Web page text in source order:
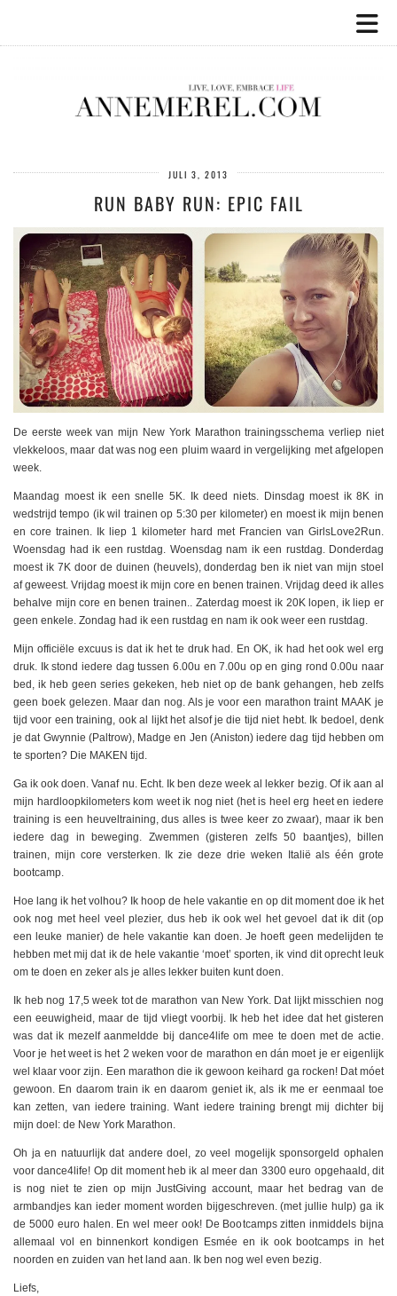
JULI 3, 2013
RUN BABY RUN: EPIC FAIL
De eerste week van mijn New York Marathon trainingsschema verliep niet
vlekkeloos, maar dat was nog een pluim waard in vergelijking met afgelopen
week.
Maandag moest ik een snelle 5K. Ik deed niets. Dinsdag moest ik 8K in
wedstrijd tempo (ik wil trainen op 5:30 per kilometer) en moest ik mijn benen
en core trainen. Ik liep 1 kilometer hard met Francien van GirlsLove2Run.
Woensdag had ik een rustdag. Woensdag nam ik een rustdag. Donderdag
moest ik 7K door de duinen (heuvels), donderdag ben ik niet van mijn stoel
af geweest. Vrijdag moest ik mijn core en benen trainen. Vrijdag deed ik alles
behalve mijn core en benen trainen.. Zaterdag moest ik 20K lopen, ik liep er
geen enkele. Zondag had ik een rustdag en nam ik ook weer een rustdag.
Mijn officiële excuus is dat ik het te druk had. En OK, ik had het ook wel erg
druk. Ik stond iedere dag tussen 6.00u en 7.00u op en ging rond 0.00u naar
bed, ik heb geen series gekeken, heb niet op de bank gehangen, heb zelfs
geen boek gelezen. Maar dan nog. Als je voor een marathon traint MAAK je
tijd voor een training, ook al lijkt het alsof je die tijd niet hebt. Ik bedoel, denk
je dat Gwynnie (Paltrow), Madge en Jen (Aniston) iedere dag tijd hebben om
te sporten? Die MAKEN tijd.
Ga ik ook doen. Vanaf nu. Echt. Ik ben deze week al lekker bezig. Of ik aan al
mijn hardloopkilometers kom weet ik nog niet (het is heel erg heet en iedere
training is een heuveltraining, dus alles is twee keer zo zwaar), maar ik ben
iedere dag in beweging. Zwemmen (gisteren zelfs 50 baantjes), billen
trainen, mijn core versterken. Ik zie deze drie weken Italië als één grote
bootcamp.
Hoe lang ik het volhou? Ik hoop de hele vakantie en op dit moment doe ik het
ook nog met heel veel plezier, dus heb ik ook wel het gevoel dat ik dit (op
een leuke manier) de hele vakantie kan doen. Je hoeft geen medelijden te
hebben met mij dat ik de hele vakantie ‘moet’ sporten, ik vind dit oprecht leuk
om te doen en zeker als je alles lekker buiten kunt doen.
Ik heb nog 17,5 week tot de marathon van New York. Dat lijkt misschien nog
een eeuwigheid, maar de tijd vliegt voorbij. Ik heb het idee dat het gisteren
was dat ik mezelf aanmeldde bij dance4life om mee te doen met de actie.
Voor je het weet is het 2 weken voor de marathon en dán moet je er eigenlijk
wel klaar voor zijn. Een marathon die ik gewoon keihard ga rocken! Dat móet
gewoon. En daarom train ik en daarom geniet ik, als ik me er eenmaal toe
kan zetten, van iedere training. Want iedere training brengt mij dichter bij
mijn doel: de New York Marathon.
Oh ja en natuurlijk dat andere doel, zo veel mogelijk sponsorgeld ophalen
voor dance4life! Op dit moment heb ik al meer dan 3300 euro opgehaald, dit
is nog niet te zien op mijn JustGiving account, maar het bedrag van de
armbandjes kan ieder moment worden bijgeschreven. (met jullie hulp) ga ik
de 5000 euro halen. En wel meer ook! De Bootcamps zitten inmiddels bijna
allemaal vol en binnenkort kondigen Esmée en ik ook bootcamps in het
noorden en zuiden van het land aan. Ik ben nog wel even bezig.
Liefs,